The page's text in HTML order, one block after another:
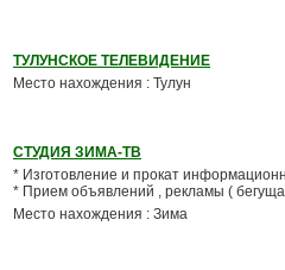
ТУЛУНСКОЕ ТЕЛЕВИДЕНИЕ
Место нахождения : Тулун
СТУДИЯ ЗИМА-ТВ
* Изготовление и прокат
* Прием объявлений , рекламы (
Место нахождения : Зима